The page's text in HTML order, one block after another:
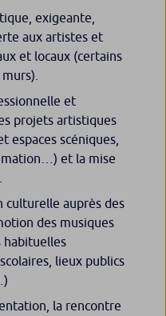
exigeante,
aux artistes et
et locaux (certains
et
projets artistiques
espaces scéniques,
et la mise
culturelle auprès des
des musiques
habituelles
lieux publics
la rencontre